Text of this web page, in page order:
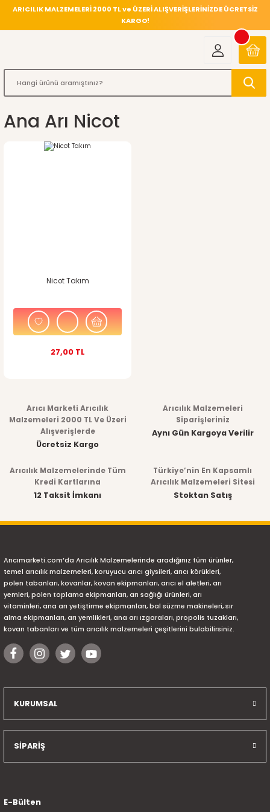
ARICILIK MALZEMELERİ 2000 TL ve ÜZERİ ALIŞVERİŞLERİNİZDE ÜCRETSİZ
KARGO!
Ana Arı Nicot
Nicot Takım
27,00 TL
Arıcı Marketi Arıcılık
Malzemeleri 2000 TL Ve Üzeri
Alışverişlerde
Ücretsiz Kargo
Arıcılık Malzemeleri
Siparişleriniz
Aynı Gün Kargoya Verilir
Arıcılık Malzemelerinde Tüm
Kredi Kartlarına
12 Taksit İmkanı
Türkiye’nin En Kapsamlı
Arıcılık Malzemeleri Sitesi
Stoktan Satış
Arıcımarketi.com’da Arıcılık Malzemelerinde aradığınız tüm ürünler,
temel arıcılık malzemeleri, koruyucu arıcı giysileri, arıcı körükleri,
polen tabanları, kovanlar, kovan ekipmanları, arıcı el aletleri, arı
yemleri, polen toplama ekipmanları, arı sağlığı ürünleri, arı
vitaminleri, ana arı yetiştirme ekipmanları, bal süzme makineleri, sır
alma ekipmanları, arı yemlikleri, ana arı ızgaraları, propolis tuzakları,
kovan tabanları ve tüm arıcılık malzemeleri çeşitlerini bulabilirsiniz.
KURUMSAL
SİPARİŞ
E-Bülten